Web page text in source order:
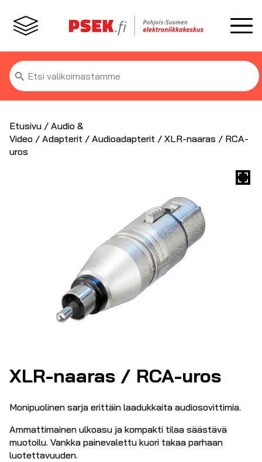
Etsi:
Etusivu / Audio &
Video / Adapterit / Audioadapterit / XLR-naaras / RCA-
uros
XLR-naaras / RCA-uros
Monipuolinen sarja erittäin laadukkaita audiosovittimia.
Ammattimainen ulkoasu ja kompakti tilaa säästävä
muotoilu. Vankka painevalettu kuori takaa parhaan
luotettavuuden.